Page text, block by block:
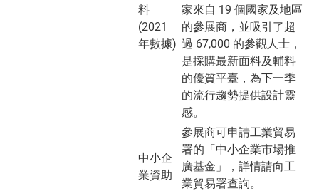
料
(2021
年數據)
家來自 19 個國家及地區
的參展商，並吸引了超
過 67,000 的參觀人士，
是採購最新面料及輔料
的優質平臺，為下一季
的流行趨勢提供設計靈
感。
中小企
業資助
參展商可申請工業貿易
署的「中小企業市場推
廣基金」，詳情請向工
業貿易署查詢。